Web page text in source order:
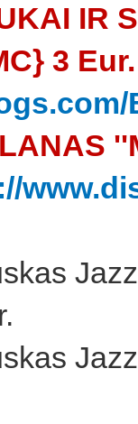
IR
3